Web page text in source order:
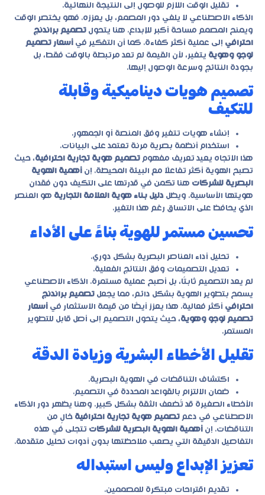
تقليل الوقت اللازم للوصول إلى النتيجة النهائية.
الذكاء الاصطناعي لا يلغي دور المصمم، بل يعززه. فهو يختصر الوقت
ويمنح المصمم مساحة أكبر للإبداع. هنا يتحول تصميم براندنج
احترافي إلى عملية أكثر كفاءة. كما أن التفكير في أسعار تصميم
لوجو وهوية يتغير، لأن القيمة لم تعد مرتبطة بالوقت فقط، بل
بجودة النتائج وسرعة الوصول إليها.
تصميم هويات ديناميكية وقابلة
للتكيف
إنشاء هويات تتغير وفق المنصة أو الجمهور.
استخدام أنظمة بصرية مرنة تعتمد على البيانات.
هذا الاتجاه يعيد تعريف مفهوم تصميم هوية تجارية احترافية، حيث
تصبح الهوية أكثر تفاعلًا مع البيئة المحيطة. إن أهمية الهوية
البصرية للشركات هنا تكمن في قدرتها على التكيف دون فقدان
هويتها الأساسية. ويظل دليل بناء هوية العلامة التجارية هو العنصر
الذي يحافظ على الاتساق رغم هذا التغير.
تحسين مستمر للهوية بناءً على الأداء
تحليل أداء العناصر البصرية بشكل دوري.
تعديل التصميمات وفق النتائج الفعلية.
لم يعد التصميم ثابتًا، بل أصبح عملية مستمرة. الذكاء الاصطناعي
يسمح بتطوير الهوية بشكل دائم، مما يجعل تصميم براندنج
احترافي أكثر فعالية. هذا يعزز أيضًا من قيمة الاستثمار في أسعار
تصميم لوجو وهوية، حيث يتحول التصميم إلى أصل قابل للتطوير
المستمر.
تقليل الأخطاء البشرية وزيادة الدقة
اكتشاف التناقضات في الهوية البصرية.
ضمان الالتزام بالقواعد المحددة في التصميم.
الأخطاء الصغيرة قد تُضعف الثقة بشكل كبير. وهنا يظهر دور الذكاء
الاصطناعي في دعم تصميم هوية تجارية احترافية خالٍ من
التناقضات. إن أهمية الهوية البصرية للشركات تتجلى في هذه
التفاصيل الدقيقة التي يصعب ملاحظتها بدون أدوات تحليل متقدمة.
تعزيز الإبداع وليس استبداله
تقديم اقتراحات مبتكرة للمصممين.